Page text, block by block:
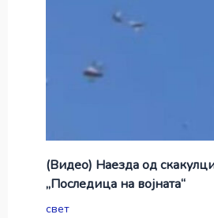
(Видео) Наезда од
„Последица на војната“
свет